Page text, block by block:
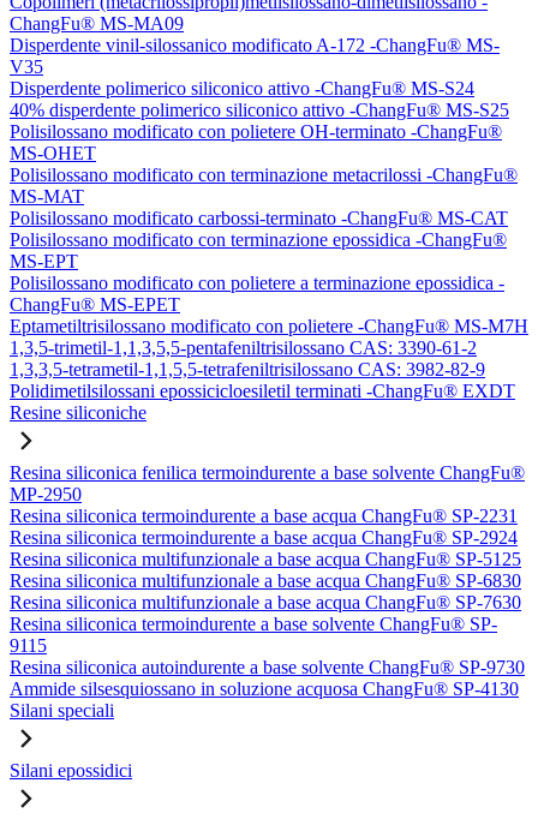
ChangFu® MS-MA09
Disperdente vinil-silossanico modificato A-172 -ChangFu® MS-
V35
Disperdente polimerico siliconico attivo -ChangFu® MS-S24
40% disperdente polimerico siliconico attivo -ChangFu® MS-S25
Polisilossano modificato con polietere OH-terminato -ChangFu®
MS-OHET
Polisilossano modificato con terminazione metacrilossi -ChangFu®
MS-MAT
Polisilossano modificato carbossi-terminato -ChangFu® MS-CAT
Polisilossano modificato con terminazione epossidica -ChangFu®
MS-EPT
Polisilossano modificato con polietere a terminazione epossidica -
ChangFu® MS-EPET
Eptametiltrisilossano modificato con polietere -ChangFu® MS-M7H
1,3,5-trimetil-1,1,3,5,5-pentafeniltrisilossano CAS: 3390-61-2
1,3,3,5-tetrametil-1,1,5,5-tetrafeniltrisilossano CAS: 3982-82-9
Polidimetilsilossani epossicicloesiletil terminati -ChangFu® EXDT
Resine siliconiche
Resina siliconica fenilica termoindurente a base solvente ChangFu®
MP-2950
Resina siliconica termoindurente a base acqua ChangFu® SP-2231
Resina siliconica termoindurente a base acqua ChangFu® SP-2924
Resina siliconica multifunzionale a base acqua ChangFu® SP-5125
Resina siliconica multifunzionale a base acqua ChangFu® SP-6830
Resina siliconica multifunzionale a base acqua ChangFu® SP-7630
Resina siliconica termoindurente a base solvente ChangFu® SP-
9115
Resina siliconica autoindurente a base solvente ChangFu® SP-9730
Ammide silsesquiossano in soluzione acquosa ChangFu® SP-4130
Silani speciali
Silani epossidici